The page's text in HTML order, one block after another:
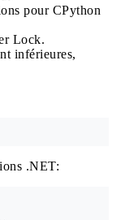
pour CPython
Lock.
inférieures,
.NET: